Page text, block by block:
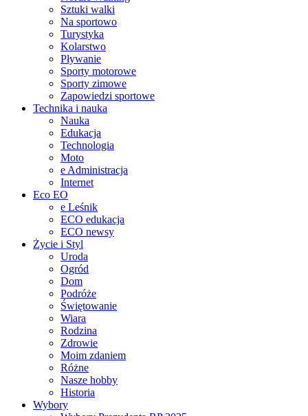
Sztuki walki
Na sportowo
Turystyka
Kolarstwo
Pływanie
Sporty motorowe
Sporty zimowe
Zapowiedzi sportowe
Technika i nauka
Nauka
Edukacja
Technologia
Moto
e Administracja
Internet
Eco EO
e Leśnik
ECO edukacja
ECO newsy
Życie i Styl
Uroda
Ogród
Dom
Podróże
Świętowanie
Wiara
Rodzina
Zdrowie
Moim zdaniem
Różne
Nasze hobby
Historia
Wybory